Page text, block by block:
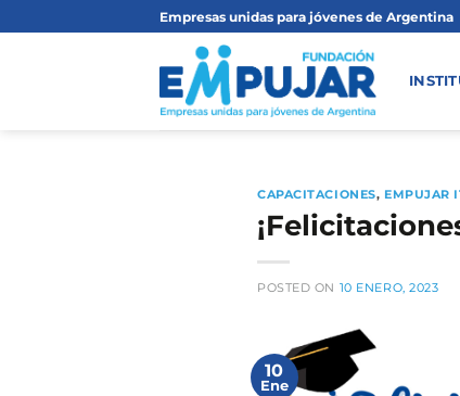
al
Empresas unidas para jóvenes de Argentina
CAPACITACIONES, EMPUJAR
POSTED ON 10 ENERO, 2023
10
Ene